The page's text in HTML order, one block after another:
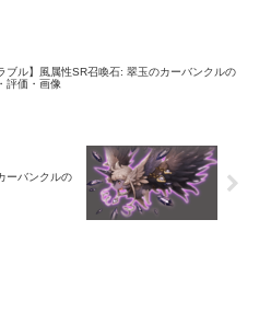
ブル】風属性SR召喚石: 翠玉のカーバンクルの
評価・画像
ーバンクルの